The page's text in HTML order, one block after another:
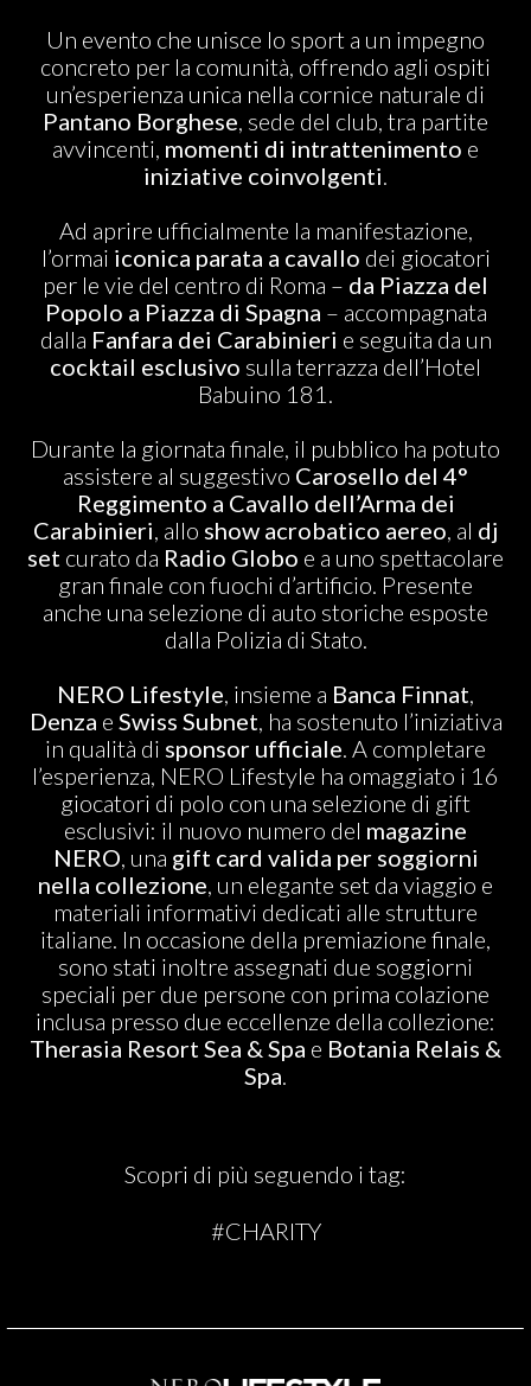
Un evento che unisce lo sport a un impegno
concreto per la comunità, offrendo agli ospiti
un’esperienza unica nella cornice naturale di
Pantano Borghese, sede del club, tra partite
avvincenti, momenti di intrattenimento e
iniziative coinvolgenti.
Ad aprire ufficialmente la manifestazione,
l’ormai iconica parata a cavallo dei giocatori
per le vie del centro di Roma – da Piazza del
Popolo a Piazza di Spagna – accompagnata
dalla Fanfara dei Carabinieri e seguita da un
cocktail esclusivo sulla terrazza dell’Hotel
Babuino 181.
Durante la giornata finale, il pubblico ha potuto
assistere al suggestivo Carosello del 4°
Reggimento a Cavallo dell’Arma dei
Carabinieri, allo show acrobatico aereo, al dj
set curato da Radio Globo e a uno spettacolare
gran finale con fuochi d’artificio. Presente
anche una selezione di auto storiche esposte
dalla Polizia di Stato.
NERO Lifestyle, insieme a Banca Finnat,
Denza e Swiss Subnet, ha sostenuto l’iniziativa
in qualità di sponsor ufficiale. A completare
l’esperienza, NERO Lifestyle ha omaggiato i 16
giocatori di polo con una selezione di gift
esclusivi: il nuovo numero del magazine
NERO, una gift card valida per soggiorni
nella collezione, un elegante set da viaggio e
materiali informativi dedicati alle strutture
italiane. In occasione della premiazione finale,
sono stati inoltre assegnati due soggiorni
speciali per due persone con prima colazione
inclusa presso due eccellenze della collezione:
Therasia Resort Sea & Spa e Botania Relais &
Spa.
Scopri di più seguendo i tag:
#CHARITY